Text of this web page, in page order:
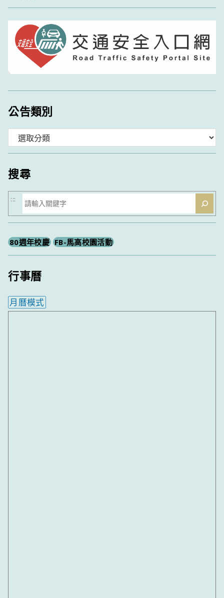
公告類別
類
搜尋
搜
尋
:::
80週年校慶 FB-馬高校園活動
行事曆
月曆模式